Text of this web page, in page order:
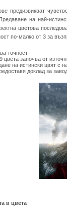
предизвикват
на най-
цветова
по-малко от 3 за
точност
цвета започва от
на истински цвят с
доклад за
в цвета